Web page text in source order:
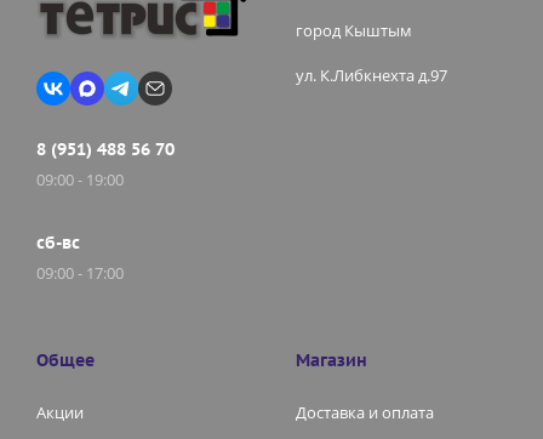
8 (951) 488 56 70
09:00 - 19:00
сб-вс
09:00 - 17:00
город Кыштым
ул. К.Либкнехта д.97
Общее
Акции
Магазин
Доставка и оплата